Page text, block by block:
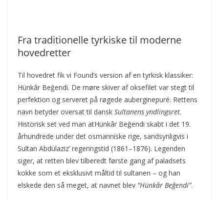
Fra traditionelle tyrkiske til moderne
hovedretter
Til hovedret fik vi Found’s version af en tyrkisk klassiker:
Hünkâr Beğendi. De møre skiver af oksefilet var stegt til
perfektion og serveret på røgede auberginepuré. Rettens
navn betyder oversat til dansk Sultanens yndlingsret.
Historisk set ved man atHünkâr Beğendi skabt i det 19.
århundrede under det osmanniske rige, sandsynligvis i
Sultan Abdülaziz’ regeringstid (1861–1876). Legenden
siger, at retten blev tilberedt første gang af paladsets
kokke som et eksklusivt måltid til sultanen – og han
elskede den så meget, at navnet blev “Hünkâr Beğendi”.